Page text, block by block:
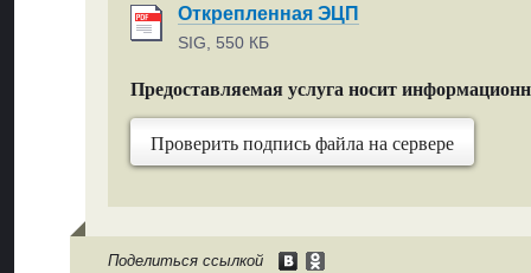
Открепленная ЭЦП
SIG, 550 КБ
Предоставляемая услуга носит
Проверить подпись файла на сервере
Поделиться ссылкой